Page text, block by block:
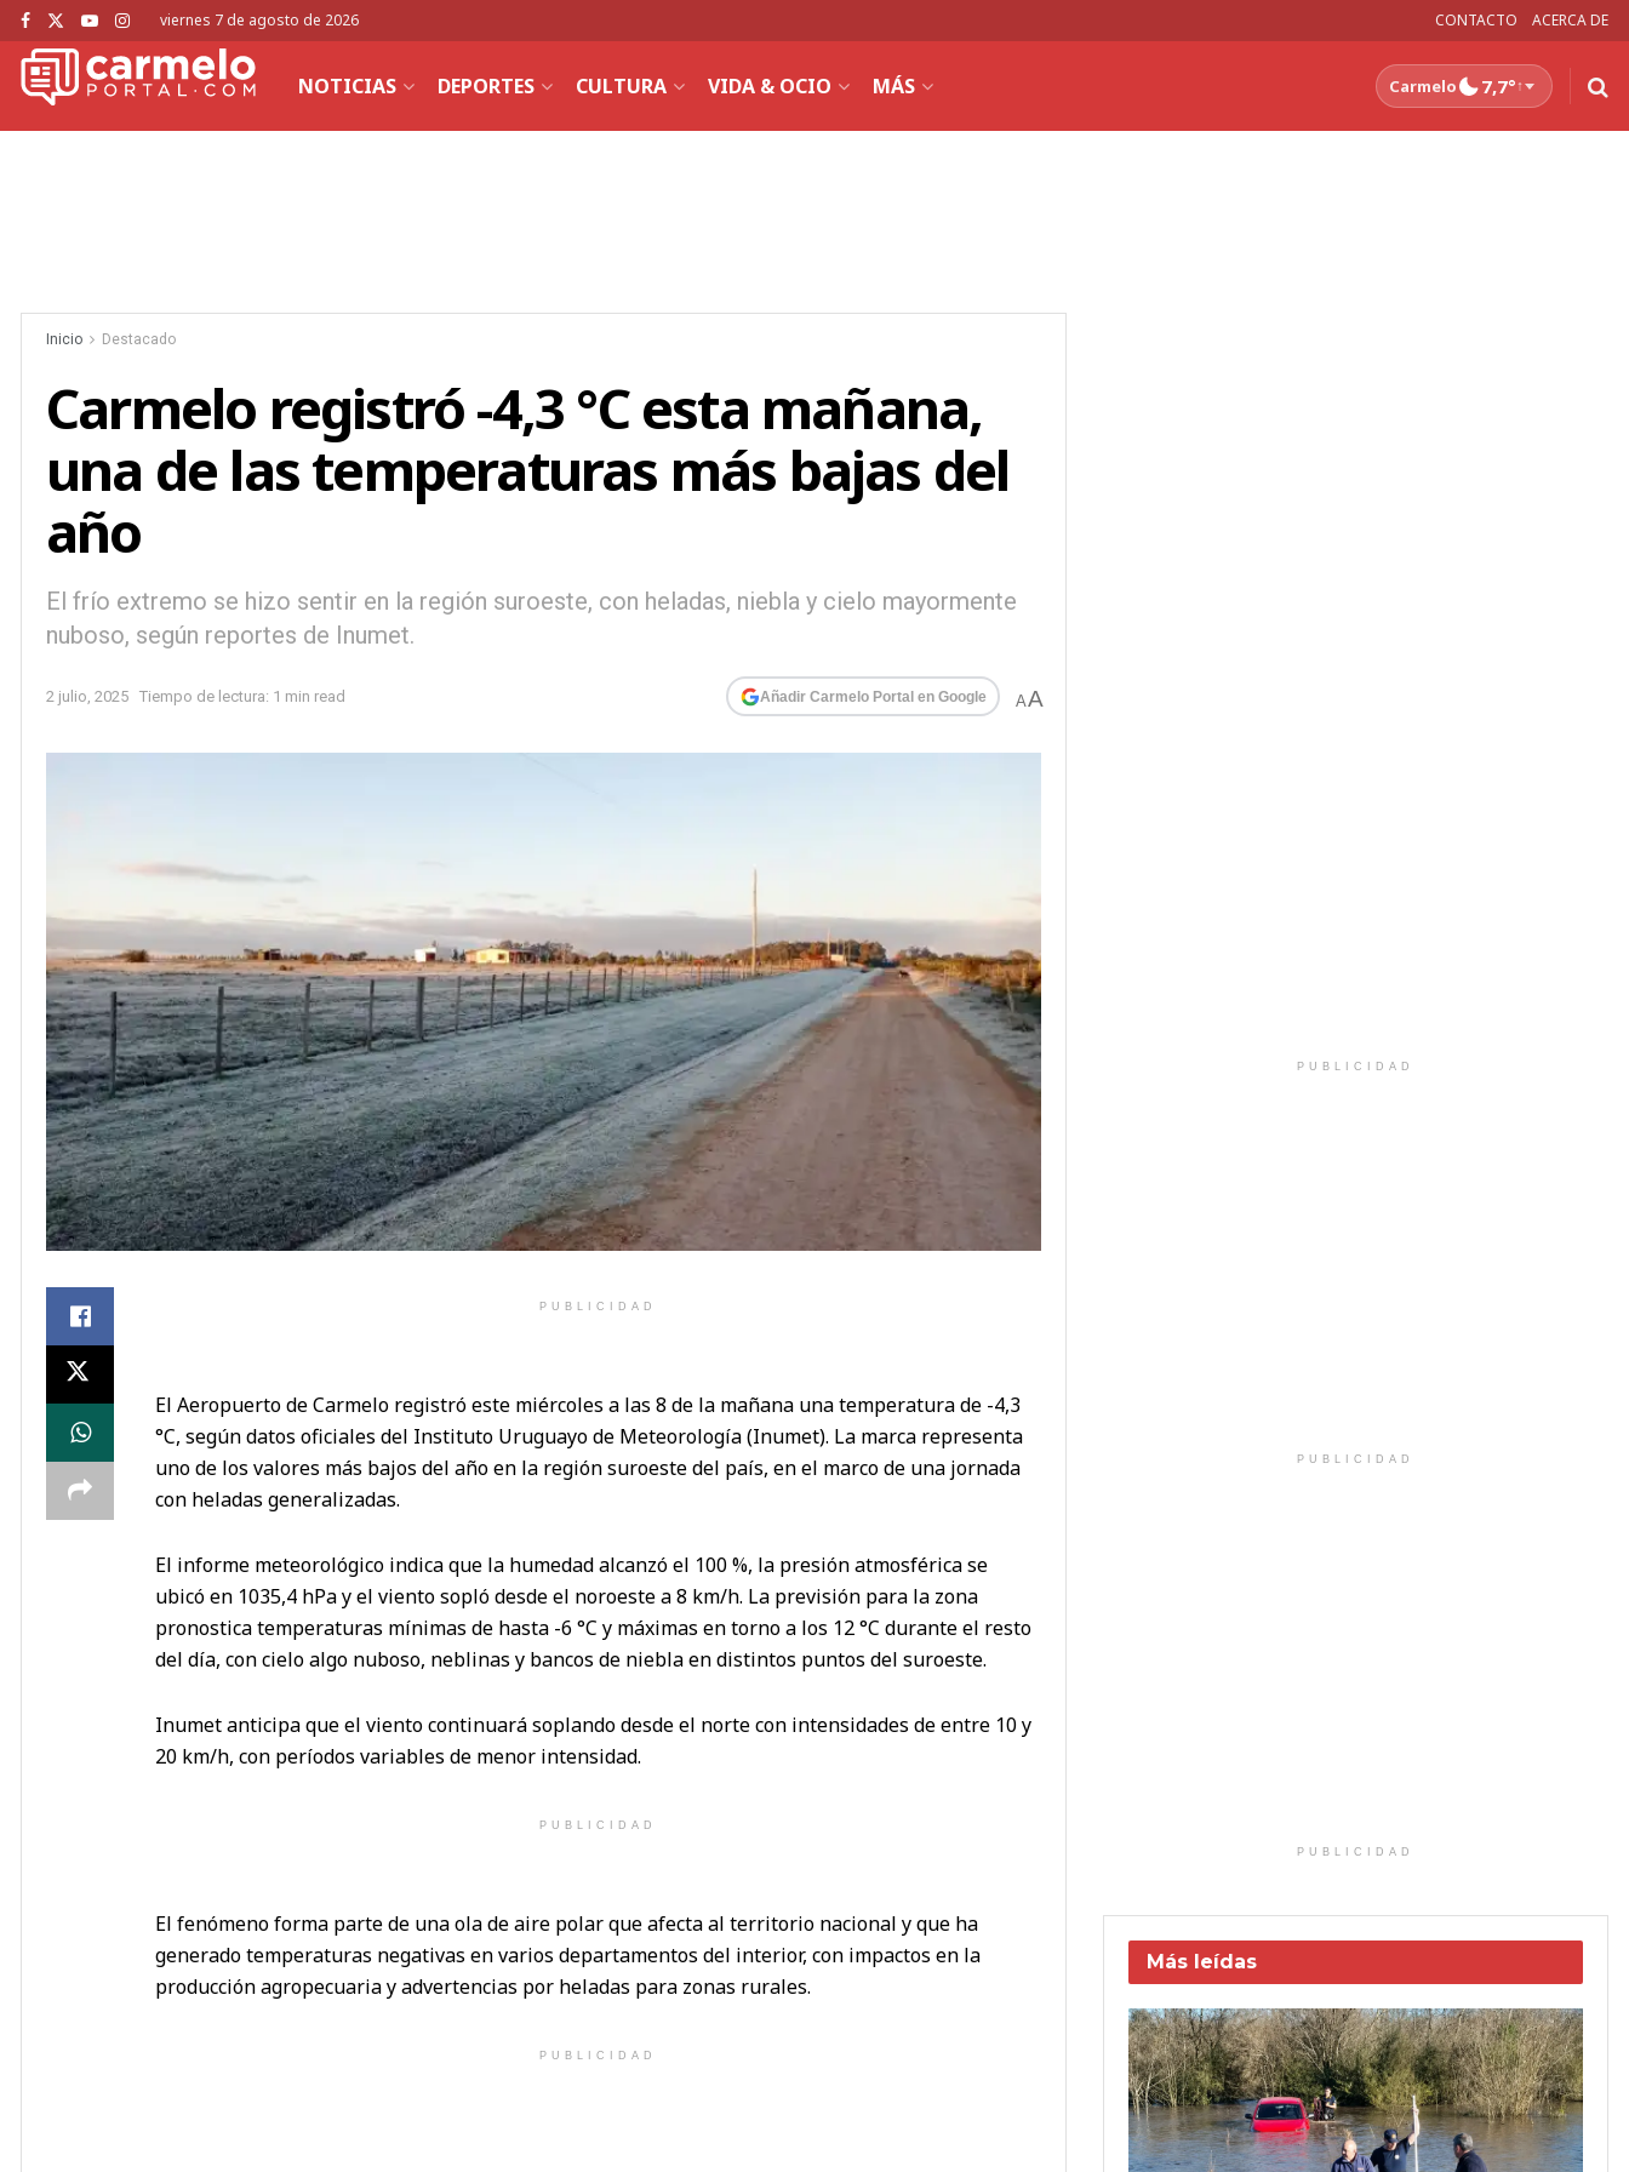
viernes 7 de agosto de 2026 CONTACTO ACERCA DE
NOTICIAS DEPORTES CULTURA VIDA & OCIO MÁS Carmelo 7,7°↑
Inicio Destacado
Carmelo registró -4,3 °C esta mañana,
una de las temperaturas más bajas del
año
El frío extremo se hizo sentir en la región suroeste, con heladas, niebla y cielo mayormente
nuboso, según reportes de Inumet.
2 julio, 2025 Tiempo de lectura: 1 min read Añadir Carmelo Portal en Google AA
PUBLICIDAD
El Aeropuerto de Carmelo registró este miércoles a las 8 de la mañana una temperatura de -4,3
°C, según datos oficiales del Instituto Uruguayo de Meteorología (Inumet). La marca representa
uno de los valores más bajos del año en la región suroeste del país, en el marco de una jornada
con heladas generalizadas.
El informe meteorológico indica que la humedad alcanzó el 100 %, la presión atmosférica se
ubicó en 1035,4 hPa y el viento sopló desde el noroeste a 8 km/h. La previsión para la zona
pronostica temperaturas mínimas de hasta -6 °C y máximas en torno a los 12 °C durante el resto
del día, con cielo algo nuboso, neblinas y bancos de niebla en distintos puntos del suroeste.
Inumet anticipa que el viento continuará soplando desde el norte con intensidades de entre 10 y
20 km/h, con períodos variables de menor intensidad.
PUBLICIDAD
El fenómeno forma parte de una ola de aire polar que afecta al territorio nacional y que ha
generado temperaturas negativas en varios departamentos del interior, con impactos en la
producción agropecuaria y advertencias por heladas para zonas rurales.
PUBLICIDAD
PUBLICIDAD
PUBLICIDAD
PUBLICIDAD
Más leídas